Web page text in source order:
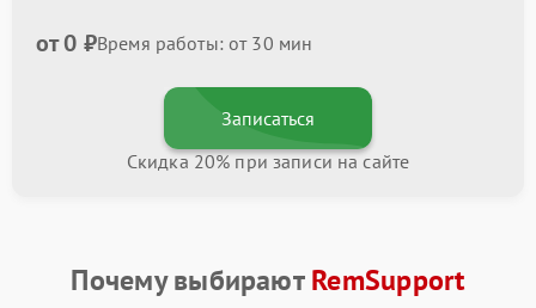
от 0 ₽Время работы: от 30 мин
Записаться
Скидка 20% при записи на сайте
Почему выбираютRemSupport